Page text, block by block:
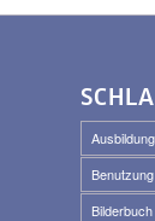
Ausbildung
Benutzung
Bilderbuch